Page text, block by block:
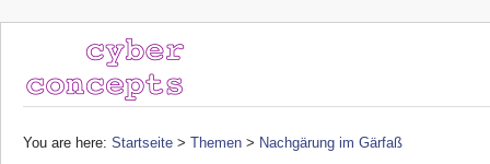
You are here: Startseite > Themen > Nachgärung im Gärfaß